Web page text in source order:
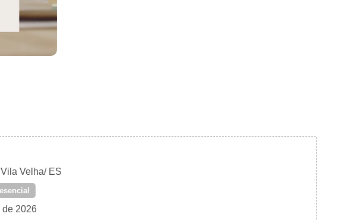
Velha/ ES
de 2026